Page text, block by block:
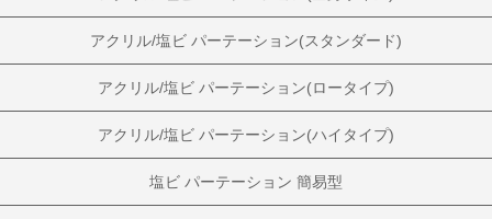
アクリル/塩ビ パーテーション(スタンダード)
アクリル/塩ビ パーテーション(ロータイプ)
アクリル/塩ビ パーテーション(ハイタイプ)
塩ビ パーテーション 簡易型